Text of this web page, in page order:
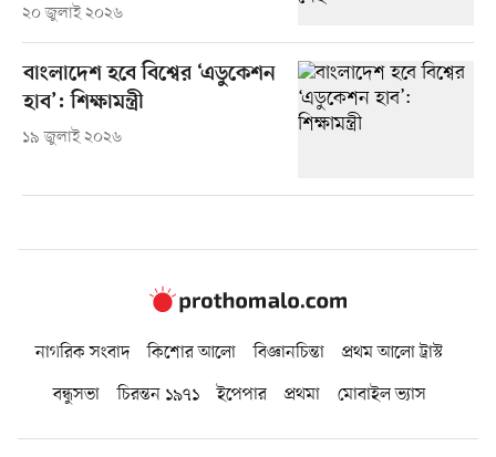
২০ জুলাই ২০২৬
বাংলাদেশ হবে বিশ্বের ‘এডুকেশন
হাব’: শিক্ষামন্ত্রী
১৯ জুলাই ২০২৬
নাগরিক সংবাদ কিশোর আলো বিজ্ঞানচিন্তা
প্রথম আলো ট্রাস্ট
বন্ধুসভা
চিরন্তন ১৯৭১ ইপেপার প্রথমা মোবাইল ভ্যাস